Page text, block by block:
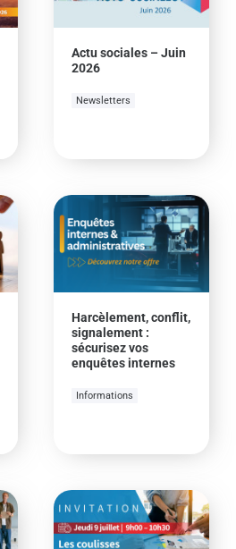
Actu sociales – Juin
2026
Newsletters
Harcèlement, conflit,
signalement :
sécurisez vos
enquêtes internes
Informations